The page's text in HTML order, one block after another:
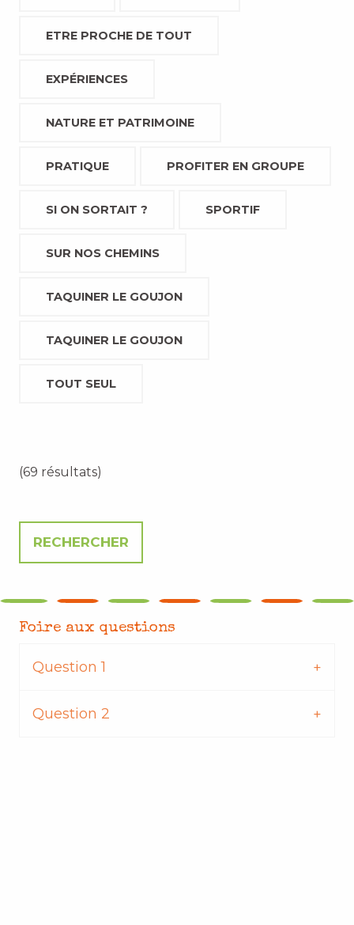
ETRE PROCHE DE TOUT
EXPÉRIENCES
NATURE ET PATRIMOINE
PRATIQUE PROFITER EN GROUPE
SI ON SORTAIT ? SPORTIF
SUR NOS CHEMINS
TAQUINER LE GOUJON
TAQUINER LE GOUJON
TOUT SEUL
(69 résultats)
Foire aux questions
Question 1
Question 2